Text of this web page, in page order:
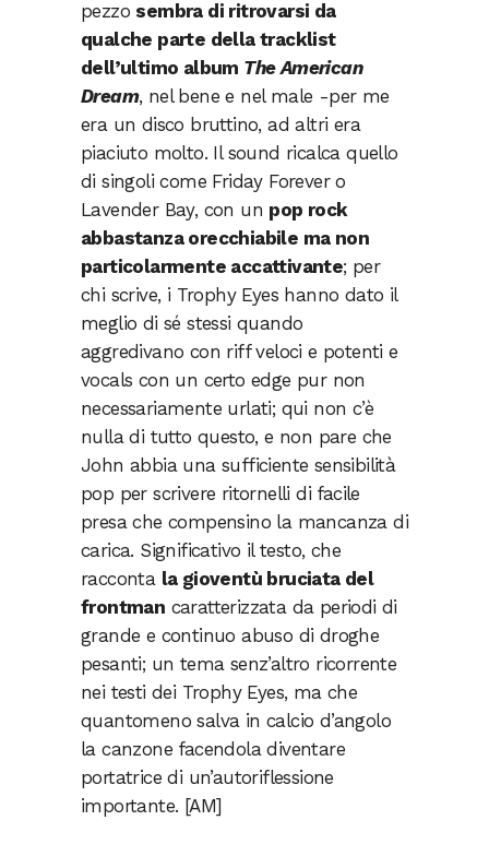
pezzo sembra di ritrovarsi da
qualche parte della tracklist
dell’ultimo album The American
Dream, nel bene e nel male -per me
era un disco bruttino, ad altri era
piaciuto molto. Il sound ricalca quello
di singoli come Friday Forever o
Lavender Bay, con un pop rock
abbastanza orecchiabile ma non
particolarmente accattivante; per
chi scrive, i Trophy Eyes hanno dato il
meglio di sé stessi quando
aggredivano con riff veloci e potenti e
vocals con un certo edge pur non
necessariamente urlati; qui non c’è
nulla di tutto questo, e non pare che
John abbia una sufficiente sensibilità
pop per scrivere ritornelli di facile
presa che compensino la mancanza di
carica. Significativo il testo, che
racconta la gioventù bruciata del
frontman caratterizzata da periodi di
grande e continuo abuso di droghe
pesanti; un tema senz’altro ricorrente
nei testi dei Trophy Eyes, ma che
quantomeno salva in calcio d’angolo
la canzone facendola diventare
portatrice di un’autoriflessione
importante. [AM]